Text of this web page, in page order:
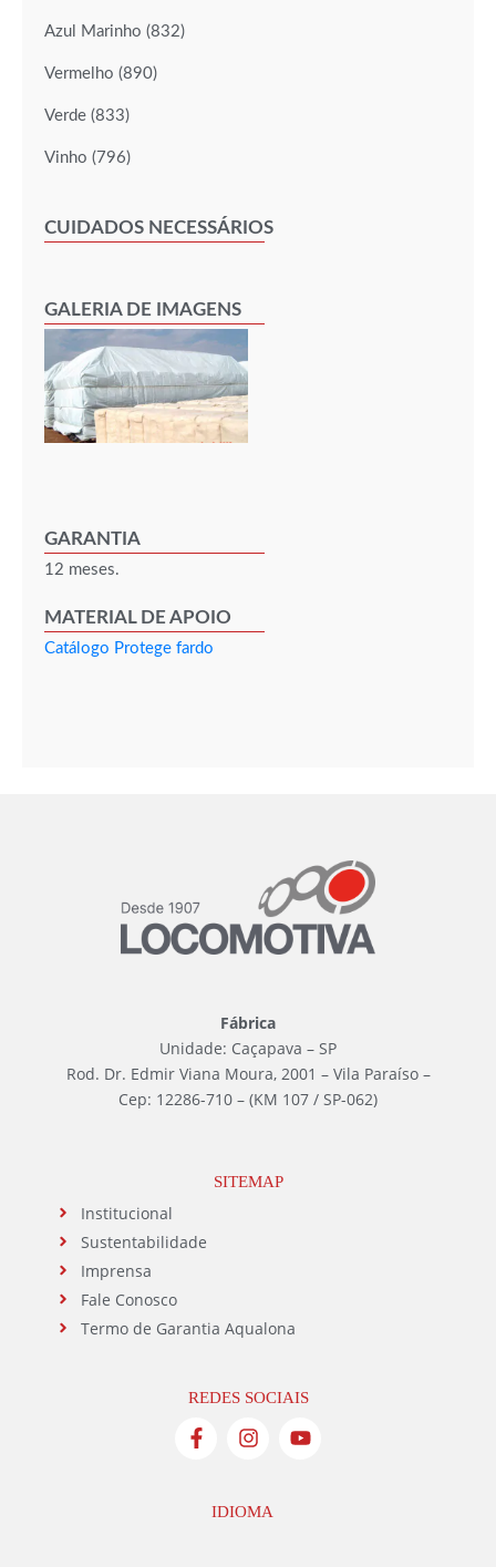
Azul Marinho (832)
Vermelho (890)
Verde (833)
Vinho (796)
CUIDADOS NECESSÁRIOS
GALERIA DE IMAGENS
GARANTIA
12 meses.
MATERIAL DE APOIO
Catálogo Protege fardo
Fábrica
Unidade: Caçapava – SP
Rod. Dr. Edmir Viana Moura, 2001 – Vila Paraíso –
Cep: 12286-710 – (KM 107 / SP-062)
SITEMAP
Institucional
Sustentabilidade
Imprensa
Fale Conosco
Termo de Garantia Aqualona
REDES SOCIAIS
IDIOMA